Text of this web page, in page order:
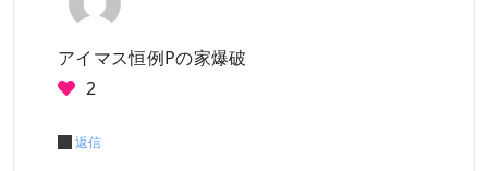
アイマス恒例Pの家爆破
2
返信